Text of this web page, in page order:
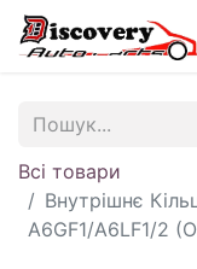
Всі товари
Внутрішнє
A6GF1/A6LF1/2